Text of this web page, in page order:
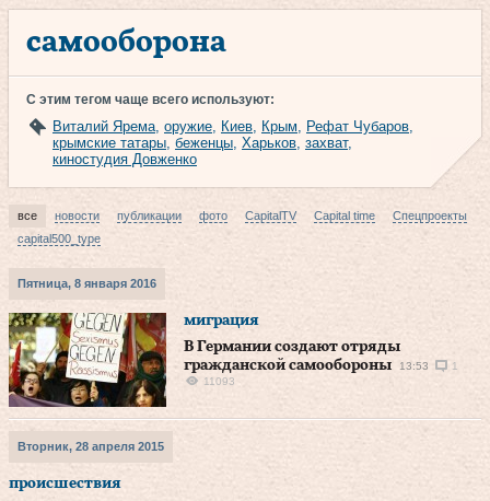
самооборона
С этим тегом чаще всего используют:
Виталий Ярема, оружие, Киев, Крым, Рефат Чубаров,
крымские татары, беженцы, Харьков, захват,
киностудия Довженко
все новости публикации фото CapitalTV Capital time
Спецпроекты
capital500_type
Пятница, 8 января 2016
миграция
В Германии создают отряды
гражданской самообороны
13:53
1
11093
Вторник, 28 апреля 2015
происшествия